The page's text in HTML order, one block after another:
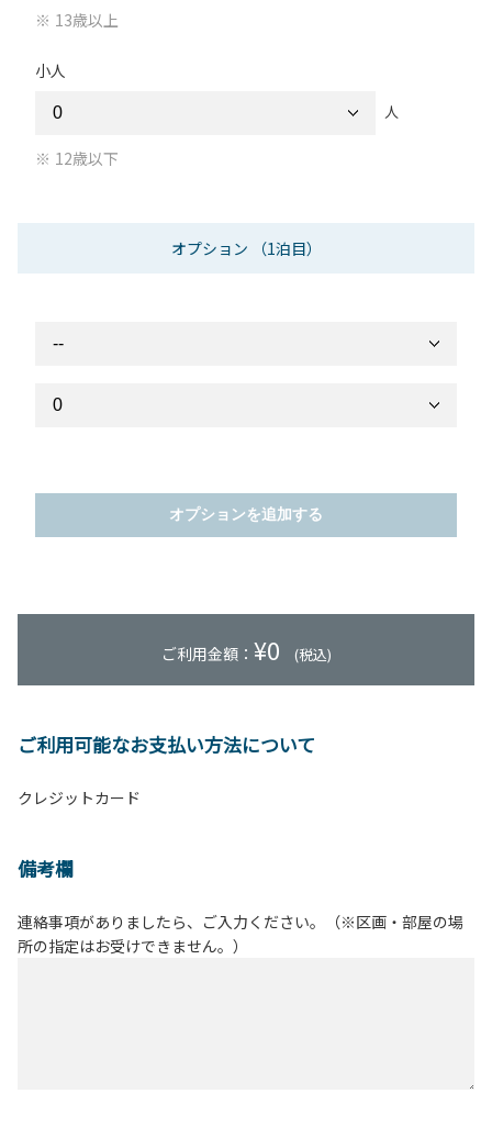
13歳以上
小人
人
12歳以下
オプション （1泊目）
オプションを追加する
ご利用金額： ¥0 (税込)
ご利用可能なお支払い方法について
クレジットカード
備考欄
連絡事項がありましたら、ご入力ください。（※区画・部屋の場
所の指定はお受けできません。）